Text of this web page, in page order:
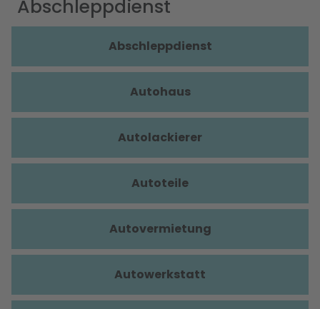
Abschleppdienst
Abschleppdienst
Autohaus
Autolackierer
Autoteile
Autovermietung
Autowerkstatt